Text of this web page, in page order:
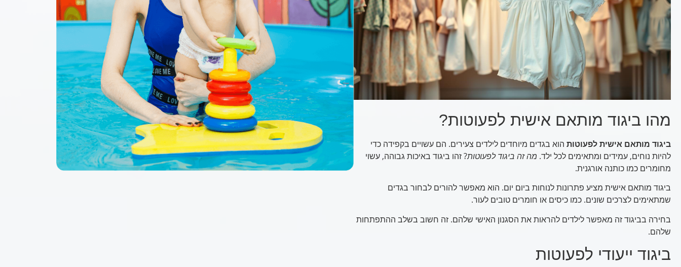
מהו ביגוד מותאם אישית לפעוטות?
ביגוד מותאם אישית לפעוטות הוא בגדים מיוחדים לילדים צעירים. הם עשויים בקפידה כדי
להיות נוחים, עמידים ומתאימים לכל ילד. מה זה ביגוד לפעוטות? זהו ביגוד באיכות גבוהה, עשוי
מחומרים כמו כותנה אורגנית.
ביגוד מותאם אישית מציע פתרונות לנוחות ביום יום. הוא מאפשר להורים לבחור בגדים
שמתאימים לצרכים שונים. כמו כיסים או חומרים טובים לעור.
בחירה בביגוד זה מאפשר לילדים להראות את הסגנון האישי שלהם. זה חשוב בשלב ההתפתחות
שלהם.
ביגוד ייעודי לפעוטות